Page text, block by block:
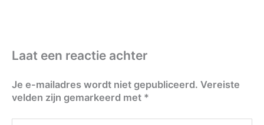
Laat een reactie achter
Je e-mailadres wordt niet gepubliceerd. Vereiste
velden zijn gemarkeerd met *